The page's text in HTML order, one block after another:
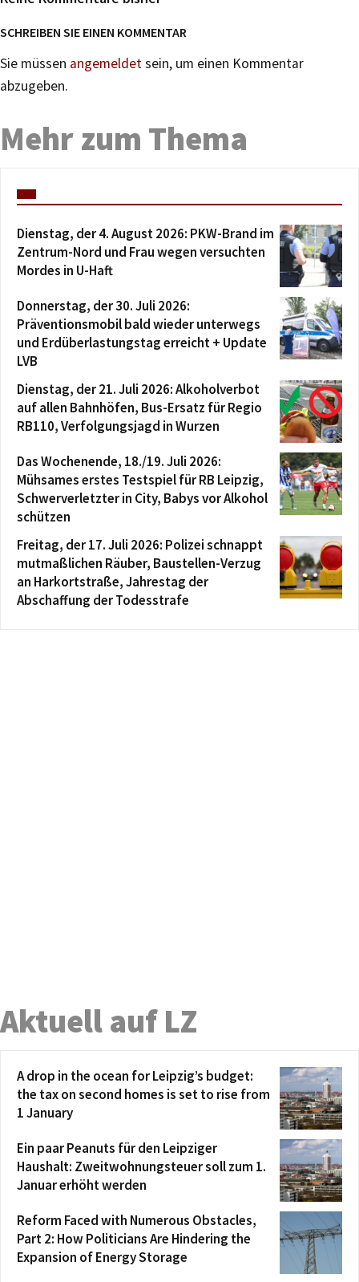
SCHREIBEN SIE EINEN KOMMENTAR
Sie müssen angemeldetsein, um einen Kommentar
abzugeben.
Mehr zum Thema
Dienstag, der 4. August 2026: PKW-Brand im
Zentrum-Nord und Frau wegen versuchten
Mordes in U-Haft
Donnerstag, der 30. Juli 2026:
Präventionsmobil bald wieder unterwegs
und Erdüberlastungstag erreicht + Update
LVB
Dienstag, der 21. Juli 2026: Alkoholverbot
auf allen Bahnhöfen, Bus-Ersatz für Regio
RB110, Verfolgungsjagd in Wurzen
Das Wochenende, 18./19. Juli 2026:
Mühsames erstes Testspiel für RB Leipzig,
Schwerverletzter in City, Babys vor Alkohol
schützen
Freitag, der 17. Juli 2026: Polizei schnappt
mutmaßlichen Räuber, Baustellen-Verzug
an Harkortstraße, Jahrestag der
Abschaffung der Todesstrafe
Aktuell auf LZ
A drop in the ocean for Leipzig’s budget:
the tax on second homes is set to rise from
1 January
Ein paar Peanuts für den Leipziger
Haushalt: Zweitwohnungsteuer soll zum 1.
Januar erhöht werden
Reform Faced with Numerous Obstacles,
Part 2: How Politicians Are Hindering the
Expansion of Energy Storage